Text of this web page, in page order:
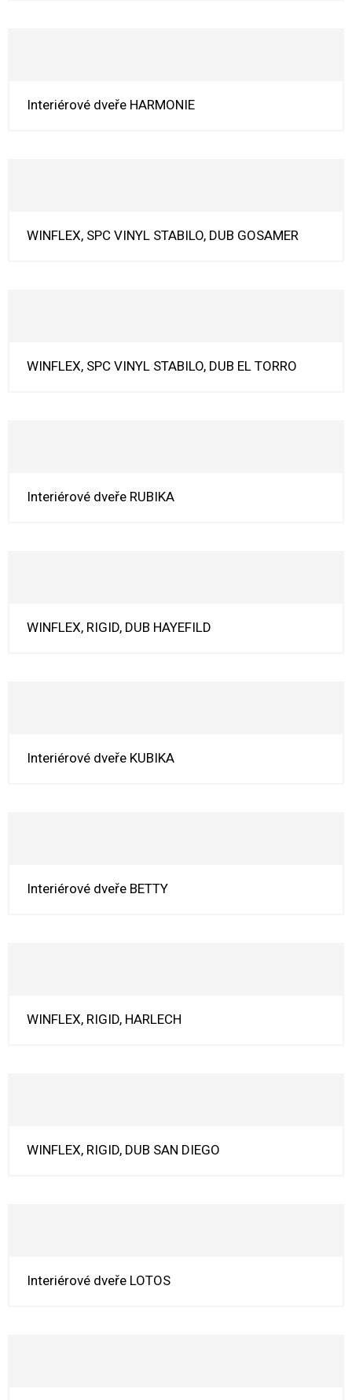
Interiérové dveře HARMONIE
WINFLEX, SPC VINYL STABILO, DUB GOSAMER
WINFLEX, SPC VINYL STABILO, DUB EL TORRO
Interiérové dveře RUBIKA
WINFLEX, RIGID, DUB HAYEFILD
Interiérové dveře KUBIKA
Interiérové dveře BETTY
WINFLEX, RIGID, HARLECH
WINFLEX, RIGID, DUB SAN DIEGO
Interiérové dveře LOTOS